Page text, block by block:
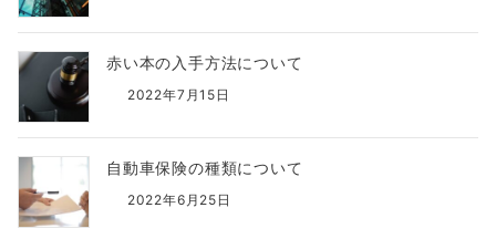
赤い本の入手方法について
2022年7月15日
自動車保険の種類について
2022年6月25日